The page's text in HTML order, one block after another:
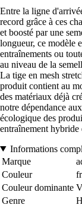
Entre la ligne
record grâce à ces
et boosté par une
longueur, ce modèle
entraînements ou
au niveau de la
La tige en mesh
produit contient au
des matériaux déjà
notre dépendance
écologique des
entraînement hybride
Informations
Marque
Couleur
Couleur dominante
Genre